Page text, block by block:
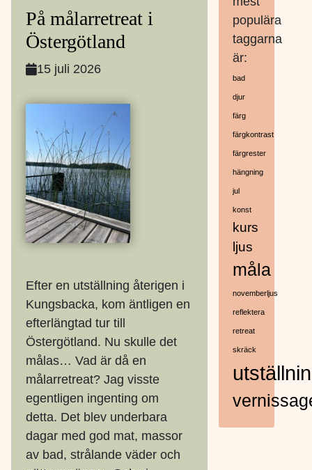
På målarretreat i
Östergötland
15 juli 2026
Efter en utställning återigen i
Kungsbacka, kom äntligen en
efterlängtad tur till
Östergötland. Nu skulle det
målas… Vad är då en
målarretreat? Jag visste
egentligen ingenting om
detta. Det blev underbara
dagar med god mat, massor
av bad, strålande väder och
populära
taggarna
är:
bad
djur
färg
färgkontrast
färgrester
hängning
jul
konst
kurs
ljus
måla
novemberljus
reflektera
retreat
skräck